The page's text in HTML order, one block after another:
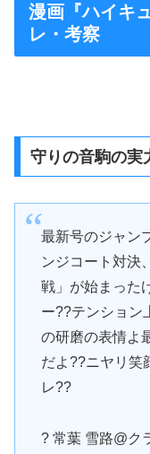
漫画『ハイキ
レ・考察
守りの音駒の実
最新号のジャン
ンジコート対決
戦」が始まった
ー??テンション
の研磨の表情よ
だよ??ニヤリ笑
レ??
? 常葉 雪路@ク